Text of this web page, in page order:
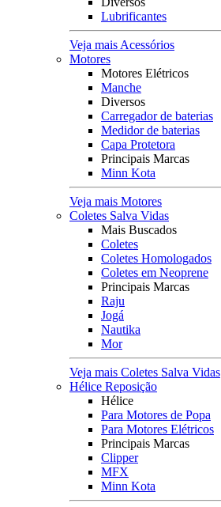
Lubrificantes
Veja mais Acessórios
Motores
Motores Elétricos
Manche
Diversos
Carregador de baterias
Medidor de baterias
Capa Protetora
Principais Marcas
Minn Kota
Veja mais Motores
Coletes Salva Vidas
Mais Buscados
Coletes
Coletes Homologados
Coletes em Neoprene
Principais Marcas
Raju
Jogá
Nautika
Mor
Veja mais Coletes Salva Vidas
Hélice Reposição
Hélice
Para Motores de Popa
Para Motores Elétricos
Principais Marcas
Clipper
MFX
Minn Kota